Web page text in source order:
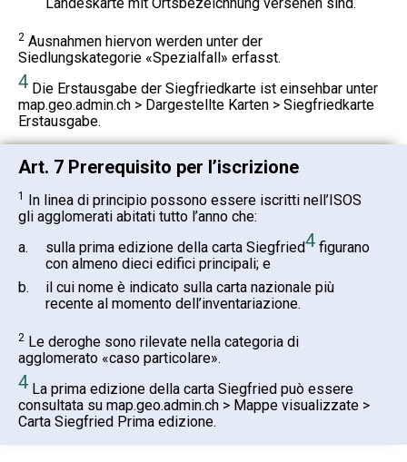
2 Ausnahmen hiervon werden unter der
Siedlungskategorie «Spezialfall» erfasst.
4 Die Erstausgabe der Siegfriedkarte ist einsehbar unter
map.geo.admin.ch > Dargestellte Karten > Siegfriedkarte
Erstausgabe.
Art. 7 Prerequisito per l’iscrizione
1 In linea di principio possono essere iscritti nell’ISOS
gli agglomerati abitati tutto l’anno che:
a.
sulla prima edizione della carta Siegfried4 figurano
con almeno dieci edifici principali; e
b.
il cui nome è indicato sulla carta nazionale più
recente al momento dell’inventariazione.
2 Le deroghe sono rilevate nella categoria di
agglomerato «caso particolare».
4 La prima edizione della carta Siegfried può essere
consultata su map.geo.admin.ch > Mappe visualizzate >
Carta Siegfried Prima edizione.